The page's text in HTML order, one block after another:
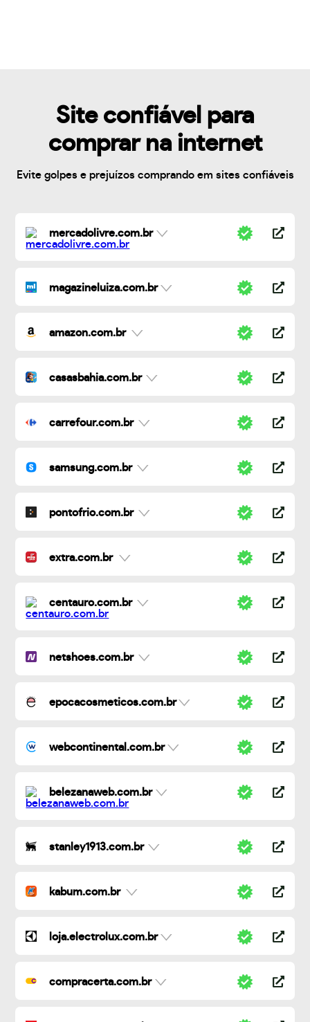
Site confiável para
comprar na internet
Evite golpes e prejuízos comprando em sites confiáveis
mercadolivre.com.br
magazineluiza.com.br
amazon.com.br
casasbahia.com.br
carrefour.com.br
samsung.com.br
pontofrio.com.br
extra.com.br
centauro.com.br
netshoes.com.br
epocacosmeticos.com.br
webcontinental.com.br
belezanaweb.com.br
stanley1913.com.br
kabum.com.br
loja.electrolux.com.br
compracerta.com.br